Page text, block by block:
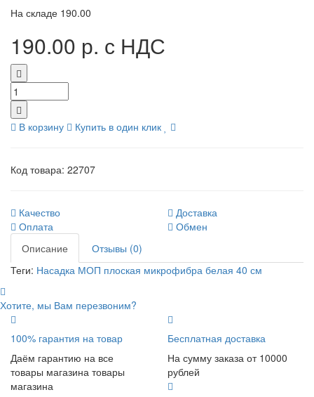
На складе 190.00
190.00 р. с НДС
В корзину Купить в один клик
Код товара: 22707
Качество
Доставка
Оплата
Обмен
Описание
Отзывы (0)
Теги: Насадка МОП плоская микрофибра белая 40 см
Хотите, мы Вам перезвоним?
100% гарантия на товар
Даём гарантию на все
товары магазина товары
магазина
Бесплатная доставка
На сумму заказа от 10000
рублей